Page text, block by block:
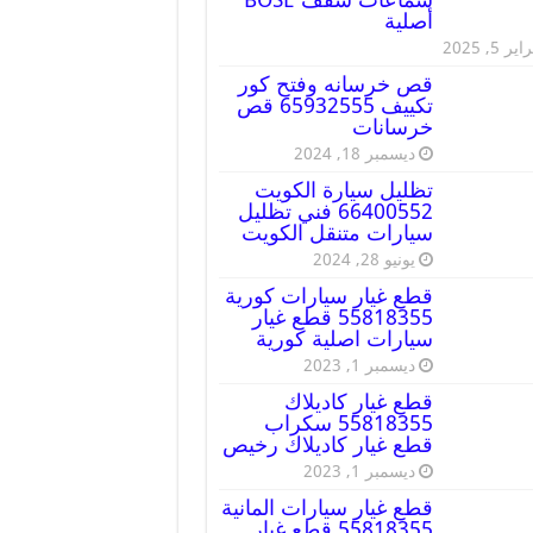
أصلية
5, 2025
قص خرسانه وفتح كور
تكييف 65932555 قص
خرسانات
ديسمبر 18, 2024
تظليل سيارة الكويت
66400552 فني تظليل
سيارات متنقل الكويت
يونيو 28, 2024
قطع غيار سيارات كورية
55818355 قطع غيار
سيارات اصلية كورية
ديسمبر 1, 2023
قطع غيار كاديلاك
55818355 سكراب
قطع غيار كاديلاك رخيص
ديسمبر 1, 2023
قطع غيار سيارات المانية